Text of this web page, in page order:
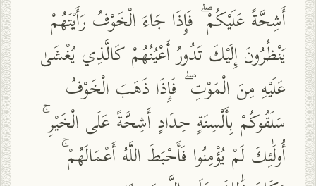
أَشِحَّةً عَلَيْكُمْ ۖ فَإِذَا جَاءَ الْخَوْفُ رَأَيْتَهُمْ
يَنْظُرُونَ إِلَيْكَ تَدُورُ أَعْيُنُهُمْ كَالَّذِي يُغْشَىٰ
عَلَيْهِ مِنَ الْمَوْتِ ۖ فَإِذَا ذَهَبَ الْخَوْفُ
سَلَقُوكُمْ بِأَلْسِنَةٍ حِدَادٍ أَشِحَّةً عَلَى الْخَيْرِ ۚ
أُولَٰئِكَ لَمْ يُؤْمِنُوا فَأَحْبَطَ اللَّهُ أَعْمَالَهُمْ ۚ